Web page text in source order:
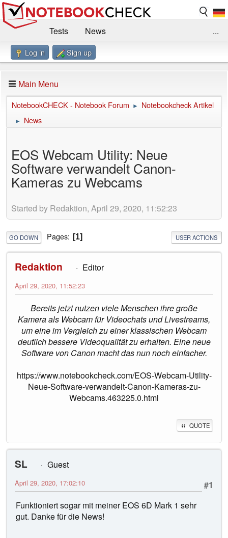
Tests
News
Benchmarks / Technik
Forum
Impressum
...
Log in Sign up
Main Menu
NotebookCHECK - Notebook Forum ► Notebookcheck Artikel
► News
EOS Webcam Utility: Neue
Software verwandelt Canon-
Kameras zu Webcams
Started by Redaktion, April 29, 2020, 11:52:23
GO DOWN Pages 1 USER ACTIONS
Redaktion Editor
April 29, 2020, 11:52:23
Bereits jetzt nutzen viele Menschen ihre große
Kamera als Webcam für Videochats und Livestreams,
um eine im Vergleich zu einer klassischen Webcam
deutlich bessere Videoqualität zu erhalten. Eine neue
Software von Canon macht das nun noch einfacher.
https://www.notebookcheck.com/EOS-Webcam-Utility-
Neue-Software-verwandelt-Canon-Kameras-zu-
Webcams.463225.0.html
QUOTE
SL
Guest
#1
April 29, 2020, 17:02:10
Funktioniert sogar mit meiner EOS 6D Mark 1 sehr
gut. Danke für die News!